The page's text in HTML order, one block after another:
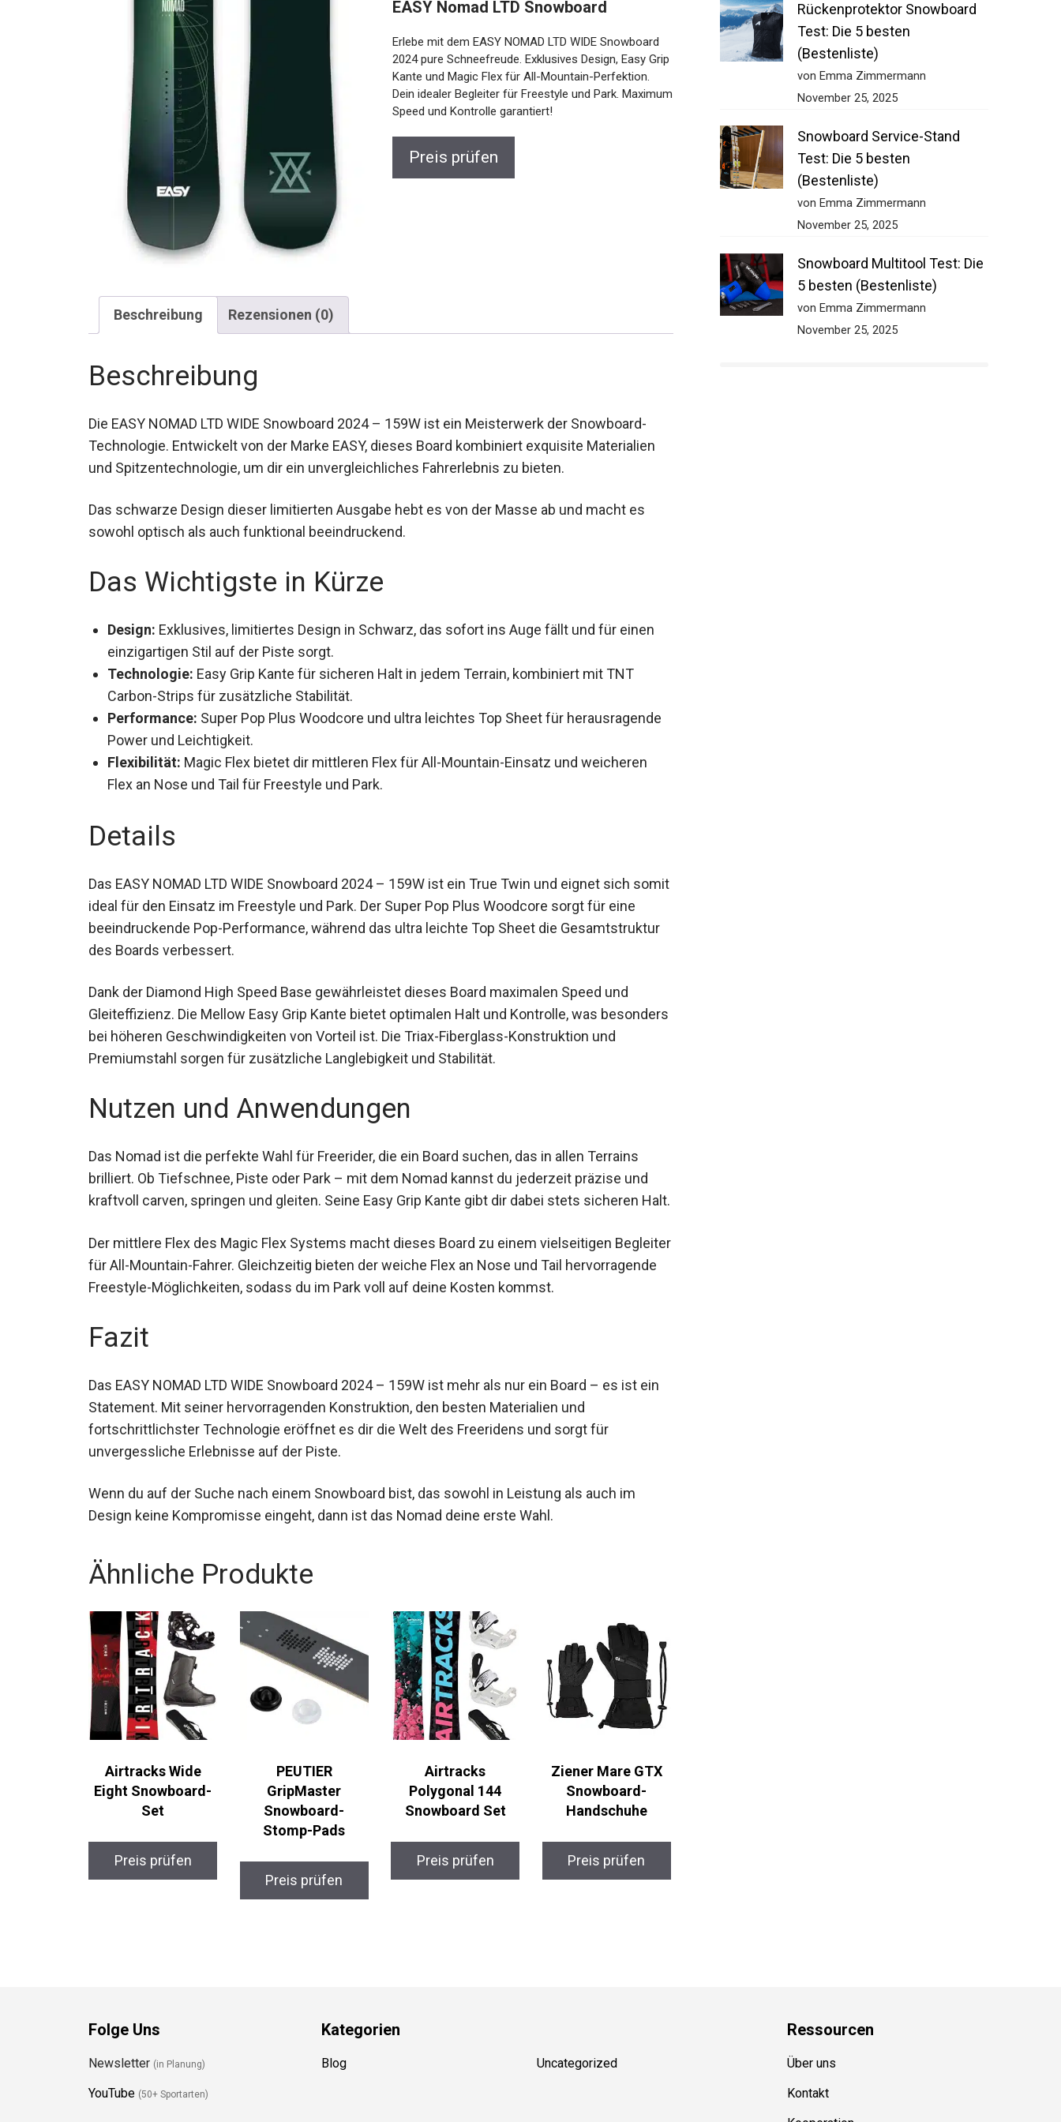
EASY Nomad LTD Snowboard
Erlebe mit dem EASY NOMAD LTD WIDE Snowboard
2024 pure Schneefreude. Exklusives Design, Easy
Grip Kante und Magic Flex für All-Mountain-
Perfektion. Dein idealer Begleiter für Freestyle und
Park. Maximum Speed und Kontrolle garantiert!
Preis prüfen
Beschreibung Rezensionen (0)
Beschreibung
Die EASY NOMAD LTD WIDE Snowboard 2024 – 159W ist ein Meisterwerk der Snowboard-
Technologie. Entwickelt von der Marke EASY, dieses Board kombiniert exquisite Materialien
und Spitzentechnologie, um dir ein unvergleichliches Fahrerlebnis zu bieten.
Das schwarze Design dieser limitierten Ausgabe hebt es von der Masse ab und macht es
sowohl optisch als auch funktional beeindruckend.
Das Wichtigste in Kürze
Design:
Exklusives, limitiertes Design in Schwarz, das sofort ins Auge fällt und für einen
einzigartigen Stil auf der Piste sorgt.
Technologie:
Easy Grip Kante für sicheren Halt in jedem Terrain, kombiniert mit TNT
Carbon-Strips für zusätzliche Stabilität.
Performance:
Super Pop Plus Woodcore und ultra leichtes Top Sheet für herausragende
Power und Leichtigkeit.
Flexibilität: Magic Flex bietet dir mittleren Flex für All-Mountain-Einsatz und weicheren
Flex an Nose und Tail für Freestyle und Park.
Details
Das EASY NOMAD LTD WIDE Snowboard 2024 – 159W ist ein True Twin und eignet sich
somit ideal für den Einsatz im Freestyle und Park. Der Super Pop Plus Woodcore sorgt für
eine beeindruckende Pop-Performance, während das ultra leichte Top Sheet die
Gesamtstruktur des Boards verbessert.
Dank der Diamond High Speed Base gewährleistet dieses Board maximalen Speed und
Gleiteffizienz. Die Mellow Easy Grip Kante bietet optimalen Halt und Kontrolle, was
besonders bei höheren Geschwindigkeiten von Vorteil ist. Die Triax-Fiberglass-Konstruktion
und Premiumstahl sorgen für zusätzliche Langlebigkeit und Stabilität.
Nutzen und Anwendungen
Das Nomad ist die perfekte Wahl für Freerider, die ein Board suchen, das in allen Terrains
brilliert. Ob Tiefschnee, Piste oder Park – mit dem Nomad kannst du jederzeit präzise und
kraftvoll carven, springen und gleiten. Seine Easy Grip Kante gibt dir dabei stets sicheren
Der mittlere Flex des Magic Flex Systems macht dieses Board zu einem vielseitigen
Begleiter für All-Mountain-Fahrer. Gleichzeitig bieten der weiche Flex an Nose und Tail
Fazit
Das EASY NOMAD LTD WIDE Snowboard 2024 – 159W ist mehr als nur ein Board – es ist ein
Statement. Mit seiner hervorragenden Konstruktion, den besten Materialien und
fortschrittlichster Technologie eröffnet es dir die Welt des Freeridens und sorgt für
Wenn du auf der Suche nach einem Snowboard bist, das sowohl in Leistung als auch im
Ähnliche Produkte
Airtracks Wide
Eight Snowboard-
Preis prüfen
PEUTIER
GripMaster
Snowboard-
Stomp-Pads
Preis prüfen
Airtracks
Polygonal 144
Preis prüfen
Ziener Mare GTX
Snowboard-
Preis prüfen
Rückenprotektor Snowboard
Test: Die 5 besten
(Bestenliste)
von Emma Zimmermann
November 25, 2025
Snowboard Service-Stand
Test: Die 5 besten
(Bestenliste)
von Emma Zimmermann
November 25, 2025
Snowboard Multitool Test: Die
5 besten (Bestenliste)
von Emma Zimmermann
November 25, 2025
Folge Uns Kategorien